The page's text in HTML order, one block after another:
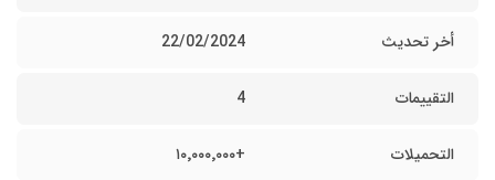
أخر تحديث 22/02/2024
التقييمات 4
التحميلات +١٠٬٠٠٠٬٠٠٠